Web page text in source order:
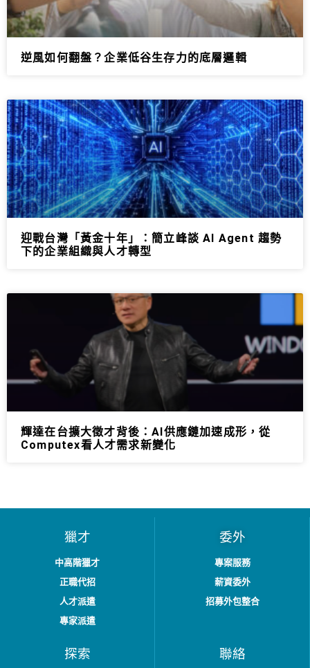
逆風如何翻盤？企業低谷生存力的底層邏輯
迎戰台灣「黃金十年」：簡立峰談 AI Agent 趨勢
下的企業組織與人才轉型
輝達在台擴大徵才背後：AI供應鏈加速成形，從
Computex看人才需求新變化
獵才
中高階獵才
正職代招
人才派遣
專家派遣
委外
專案服務
薪資委外
招募外包整合
探索 聯絡